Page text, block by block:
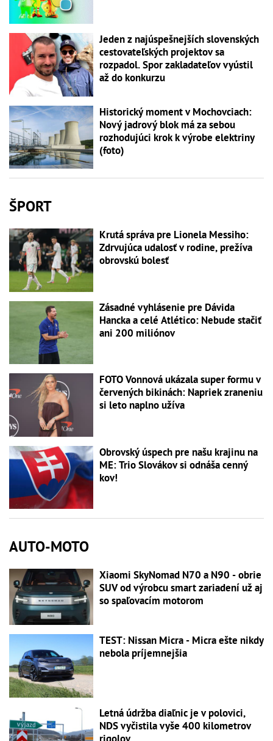
Jeden z najúspešnejších slovenských
cestovateľských projektov sa
rozpadol. Spor zakladateľov vyústil
až do konkurzu
Historický moment v Mochovciach:
Nový jadrový blok má za sebou
rozhodujúci krok k výrobe elektriny
(foto)
ŠPORT
Krutá správa pre Lionela Messiho:
Zdrvujúca udalosť v rodine, prežíva
obrovskú bolesť
Zásadné vyhlásenie pre Dávida
Hancka a celé Atlético: Nebude stačiť
ani 200 miliónov
FOTO Vonnová ukázala super formu v
červených bikinách: Napriek zraneniu
si leto naplno užíva
Obrovský úspech pre našu krajinu na
ME: Trio Slovákov si odnáša cenný
kov!
AUTO-MOTO
Xiaomi SkyNomad N70 a N90 - obrie
SUV od výrobcu smart zariadení už aj
so spaľovacím motorom
TEST: Nissan Micra - Micra ešte nikdy
nebola príjemnejšia
Letná údržba diaľnic je v polovici,
NDS vyčistila vyše 400 kilometrov
rigolov